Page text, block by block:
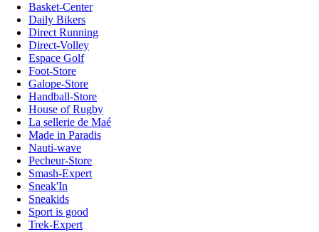
Basket-Center
Daily Bikers
Direct Running
Direct-Volley
Espace Golf
Foot-Store
Galope-Store
Handball-Store
House of Rugby
La sellerie de Maé
Made in Paradis
Nauti-wave
Pecheur-Store
Smash-Expert
Sneak'In
Sneakids
Sport is good
Trek-Expert